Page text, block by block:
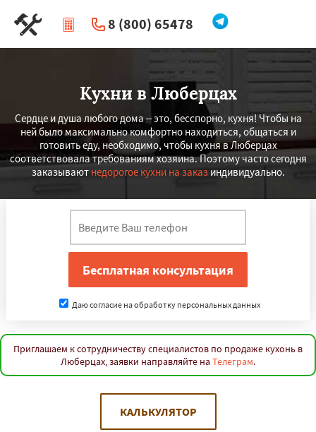
8 (800) 65478
| Перезвоните мне
Кухни в Люберцах
Сердце и душа любого дома – это, бесспорно, кухня! Чтобы на
ней было максимально комфортно находиться, общаться и
готовить еду, необходимо, чтобы кухня в Люберцах
соответствовала требованиям хозяина. Поэтому часто сегодня
заказывают недорогое кухни на заказиндивидуально.
Даю согласие на обработку персональных данных
Приглашаем к сотрудничеству специалистов по продаже кухонь в
Люберцах, заявки направляйте на Телеграм.
КАЛЬКУЛЯТОР